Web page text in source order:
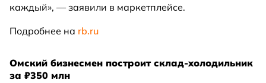
каждый», — заявили в маркетплейсе.
Подробнее на rb.ru
Омский бизнесмен построит склад-холодильник
за ₽350 млн